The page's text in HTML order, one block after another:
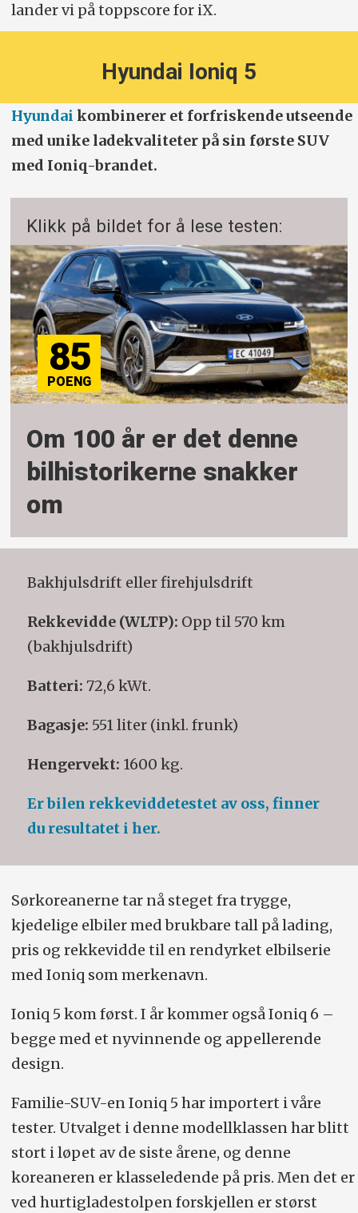
lander vi på toppscore for iX.
Hyundai Ioniq 5
Hyundai kombinerer et forfriskende utseende
med unike ladekvaliteter på sin første SUV
med Ioniq-brandet.
Klikk på bildet for å lese testen:
85
Om 100 år er det denne
bilhistorikerne snakker
om
Bakhjulsdrift eller firehjulsdrift
Rekkevidde (WLTP): Opp til 570 km
(bakhjulsdrift)
Batteri: 72,6 kWt.
Bagasje: 551 liter (inkl. frunk)
Hengervekt: 1600 kg.
Er bilen rekkeviddetestet av oss, finner
du resultatet i her.
Sørkoreanerne tar nå steget fra trygge,
kjedelige elbiler med brukbare tall på lading,
pris og rekkevidde til en rendyrket elbilserie
med Ioniq som merkenavn.
Ioniq 5 kom først. I år kommer også Ioniq 6 –
begge med et nyvinnende og appellerende
design.
Familie-SUV-en Ioniq 5 har importert i våre
tester. Utvalget i denne modellklassen har blitt
stort i løpet av de siste årene, og denne
koreaneren er klasseledende på pris. Men det er
ved hurtigladestolpen forskjellen er størst